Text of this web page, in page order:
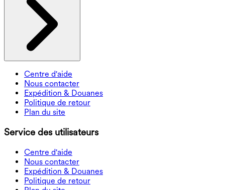
Centre d'aide
Nous contacter
Expédition & Douanes
Politique de retour
Plan du site
Service des utilisateurs
Centre d'aide
Nous contacter
Expédition & Douanes
Politique de retour